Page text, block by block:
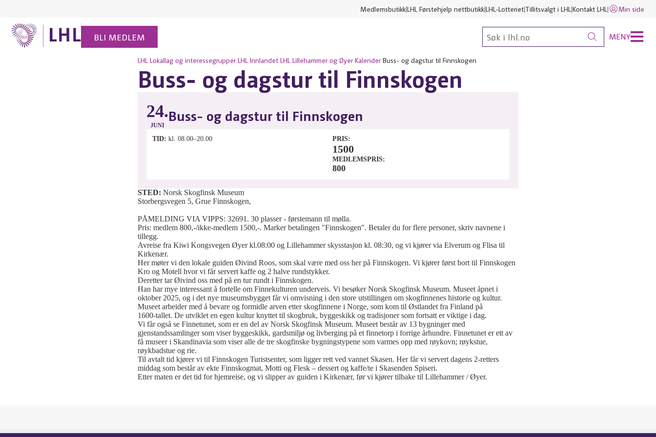
MedlemsbutikkLHL Førstehjelp nettbutikkLHL-Lotteriet Tillitsvalgt i LHL Kontakt LHL Min side
BLI MEDLEM MENY
LHL Lokallag og interessegrupper LHL Innlandet LHL Lillehammer og Øyer Kalender Buss- og dagstur til Finnskogen
Buss- og dagstur til Finnskogen
24.
JUNI
Buss- og dagstur til Finnskogen
TID kl. 08.00–20.00 PRIS
1500
MEDLEMSPRIS
800
STED: Norsk Skogfinsk Museum
Storbergsvegen 5, Grue Finnskogen,
PÅMELDING VIA VIPPS: 32691. 30 plasser - førstemann til mølla.
Pris: medlem 800,-/ikke-medlem 1500,-. Marker betalingen "Finnskogen". Betaler du for flere personer, skriv navnene i
tillegg.
Avreise fra Kiwi Kongsvegen Øyer kl.08:00 og Lillehammer skysstasjon kl. 08:30, og vi kjører via Elverum og Flisa til
Kirkenær.
Her møter vi den lokale guiden Øivind Roos, som skal være med oss her på Finnskogen. Vi kjører først bort til Finnskogen
Kro og Motell hvor vi får servert kaffe og 2 halve rundstykker.
Deretter tar Øivind oss med på en tur rundt i Finnskogen.
Han har mye interessant å fortelle om Finnekulturen underveis. Vi besøker Norsk Skogfinsk Museum. Museet åpnet i
oktober 2025, og i det nye museumsbygget får vi omvisning i den store utstillingen om skogfinnenes historie og kultur.
Museet arbeider med å bevare og formidle arven etter skogfinnene i Norge, som kom til Østlandet fra Finland på
1600-tallet. De utviklet en egen kultur knyttet til skogbruk, byggeskikk og tradisjoner som fortsatt er viktige i dag.
Vi får også se Finnetunet, som er en del av Norsk Skogfinsk Museum. Museet består av 13 bygninger med
gjenstandssamlinger som viser byggeskikk, gardsmiljø og livberging på et finnetorp i forrige århundre. Finnetunet er ett av
få museer i Skandinavia som viser alle de tre skogfinske bygningstypene som varmes opp med røykovn; røykstue,
røykbadstue og rie.
Til avtalt tid kjører vi til Finnskogen Turistsenter, som ligger rett ved vannet Skasen. Her får vi servert dagens 2-retters
middag som består av ekte Finnskogmat, Motti og Flesk – dessert og kaffe/te i Skasenden Spiseri.
Etter maten er det tid for hjemreise, og vi slipper av guiden i Kirkenær, før vi kjører tilbake til Lillehammer / Øyer.